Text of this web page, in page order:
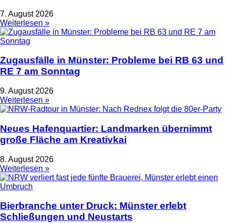
7. August 2026
Weiterlesen »
Zugausfälle in Münster: Probleme bei RB 63 und
RE 7 am Sonntag
9. August 2026
Weiterlesen »
Neues Hafenquartier: Landmarken übernimmt
große Fläche am Kreativkai
8. August 2026
Weiterlesen »
Bierbranche unter Druck: Münster erlebt
Schließungen und Neustarts